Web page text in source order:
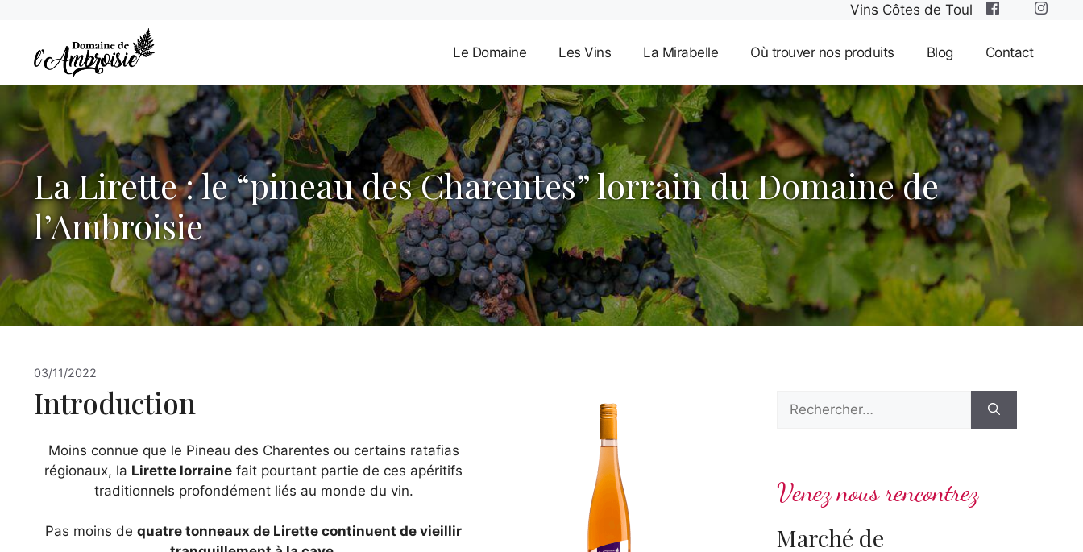
contenu
Vins Côtes de Toul
Le Domaine Les Vins La Mirabelle Où trouver nos produits Blog Contact
La Lirette : le “pineau des Charentes” lorrain du Domaine de
l’Ambroisie
03/11/2022
Introduction
Moins connue que le Pineau des Charentes ou certains ratafias
régionaux, la Lirette lorraine fait pourtant partie de ces apéritifs
traditionnels profondément liés au monde du vin.
Pas moins de quatre tonneaux de Lirette continuent de vieillir
Rechercher :
Venez nous rencontrez
Marché de